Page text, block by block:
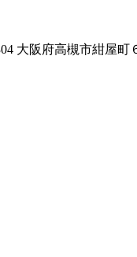
大阪府高槻市紺屋